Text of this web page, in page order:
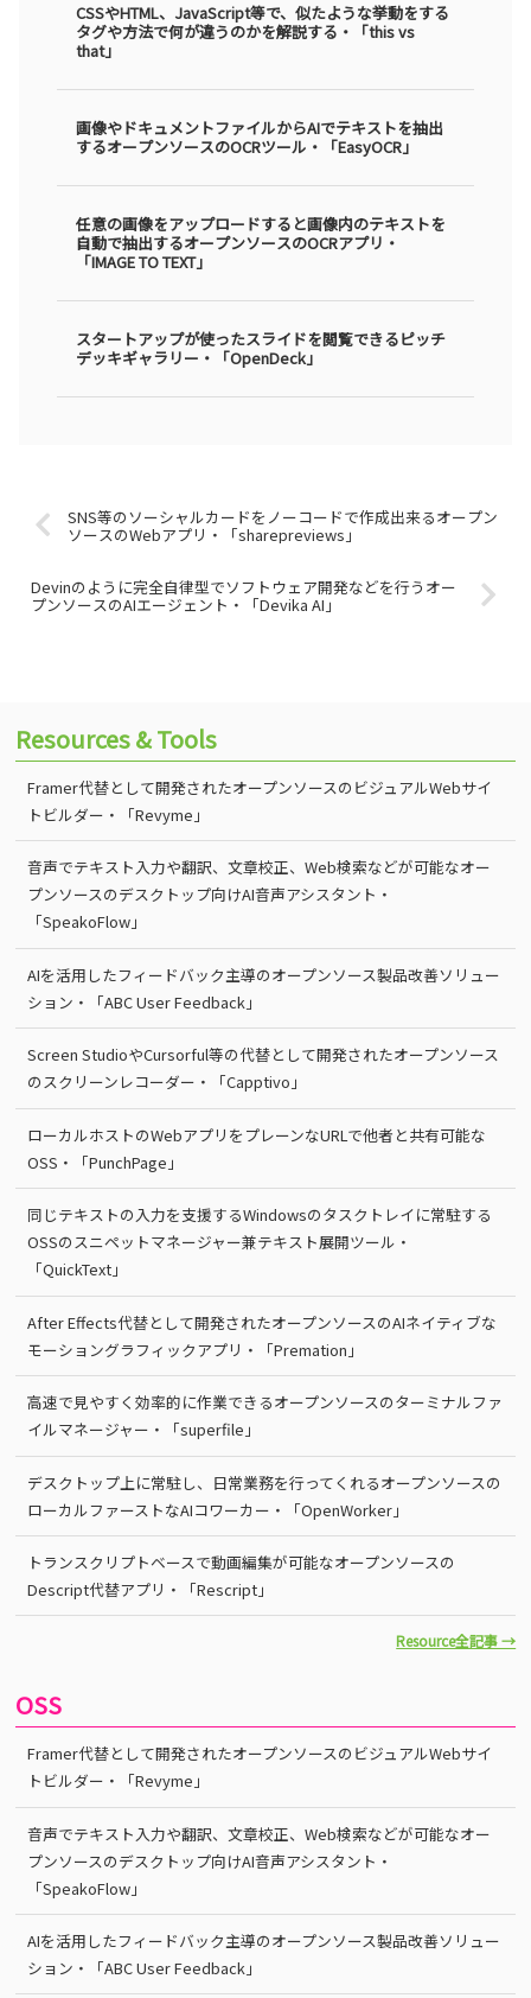
CSSやHTML、JavaScript等で、似たような挙動をする
タグや方法で何が違うのかを解説する・「this vs
that」
画像やドキュメントファイルからAIでテキストを抽出
するオープンソースのOCRツール・「EasyOCR」
任意の画像をアップロードすると画像内のテキストを
自動で抽出するオープンソースのOCRアプリ・
「IMAGE TO TEXT」
スタートアップが使ったスライドを閲覧できるピッチ
デッキギャラリー・「OpenDeck」
SNS等のソーシャルカードをノーコードで作成出来るオープン
ソースのWebアプリ・「sharepreviews」
Devinのように完全自律型でソフトウェア開発などを行うオー
プンソースのAIエージェント・「Devika AI」
Resources & Tools
Framer代替として開発されたオープンソースのビジュアルWebサイ
トビルダー・「Revyme」
音声でテキスト入力や翻訳、文章校正、Web検索などが可能なオー
プンソースのデスクトップ向けAI音声アシスタント・
「SpeakoFlow」
AIを活用したフィードバック主導のオープンソース製品改善ソリュー
ション・「ABC User Feedback」
Screen StudioやCursorful等の代替として開発されたオープンソース
のスクリーンレコーダー・「Capptivo」
ローカルホストのWebアプリをプレーンなURLで他者と共有可能な
OSS・「PunchPage」
同じテキストの入力を支援するWindowsのタスクトレイに常駐する
OSSのスニペットマネージャー兼テキスト展開ツール・
「QuickText」
After Effects代替として開発されたオープンソースのAIネイティブな
モーショングラフィックアプリ・「Premation」
高速で見やすく効率的に作業できるオープンソースのターミナルファ
イルマネージャー・「superfile」
デスクトップ上に常駐し、日常業務を行ってくれるオープンソースの
ローカルファーストなAIコワーカー・「OpenWorker」
トランスクリプトベースで動画編集が可能なオープンソースの
Descript代替アプリ・「Rescript」
Resource全記事 →
OSS
Framer代替として開発されたオープンソースのビジュアルWebサイ
トビルダー・「Revyme」
音声でテキスト入力や翻訳、文章校正、Web検索などが可能なオー
プンソースのデスクトップ向けAI音声アシスタント・
「SpeakoFlow」
AIを活用したフィードバック主導のオープンソース製品改善ソリュー
ション・「ABC User Feedback」